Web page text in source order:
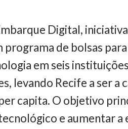
Digital,
de bolsas
em seis
levando Recife a ser a
capita. O objetivo
e aumentar